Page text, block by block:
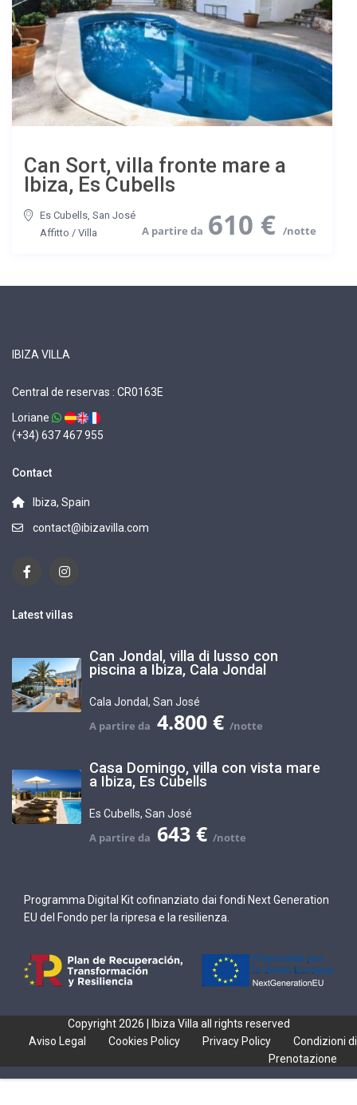
610 €
Can Sort, villa fronte mare a
Ibiza, Es Cubells
Es Cubells ,San José
Affitto /Villa
IBIZA VILLA
Central de reservas : CR0163E
Loriane
(+34) 637 467 955
Contact
Ibiza, Spain
contact@ibizavilla.com
Latest villas
Can Jondal, villa di lusso con
piscina a Ibiza, Cala Jondal
Cala Jondal,San José
4.800 €
Casa Domingo, villa con vista mare
a Ibiza, Es Cubells
Es Cubells,San José
643 €
Programma Digital Kit cofinanziato dai fondi Next Generation
EU del Fondo per la ripresa e la resilienza.
Copyright 2026 | Ibiza Villa all rights reserved
Aviso Legal
Cookies Policy Privacy Policy
Condizioni di
Prenotazione